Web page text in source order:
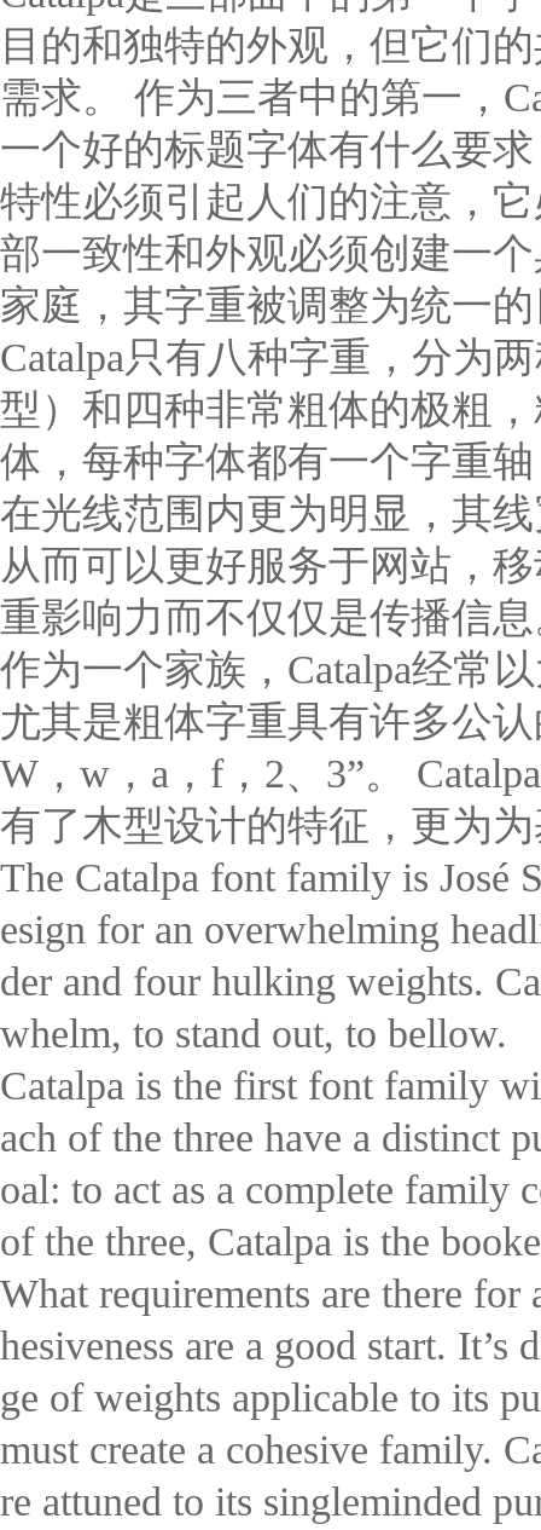
目的和独特的外观，但它们
需求。 作为三者中的第一，
一个好的标题字体有什么要
特性必须引起人们的注意，
部一致性和外观必须创建一
家庭，其字重被调整为统一
Catalpa只有八种字重，分为
型）和四种非常粗体的极粗
体，每种字体都有一个字重
在光线范围内更为明显，其
从而可以更好服务于网站，
重影响力而不仅仅是传播信
作为一个家族，Catalpa经常
尤其是粗体字重具有许多公
W，w，a，f，2、3”。
有了木型设计的特征，更为
The Catalpa font family is José
esign for an overwhelming
der and four hulking weights.
whelm, to stand out, to bellow.
Catalpa is the first font family
ach of the three have a distinct
oal: to act as a complete family
of the three, Catalpa is the
What requirements are there
hesiveness are a good start.
ge of weights applicable to its
must create a cohesive family.
re attuned to its singleminded